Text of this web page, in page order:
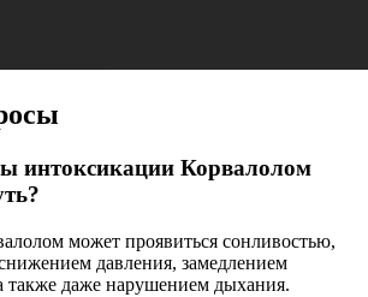
интоксикации Корвалолом
может проявиться сонливостью,
давления, замедлением
также даже нарушением дыхания.